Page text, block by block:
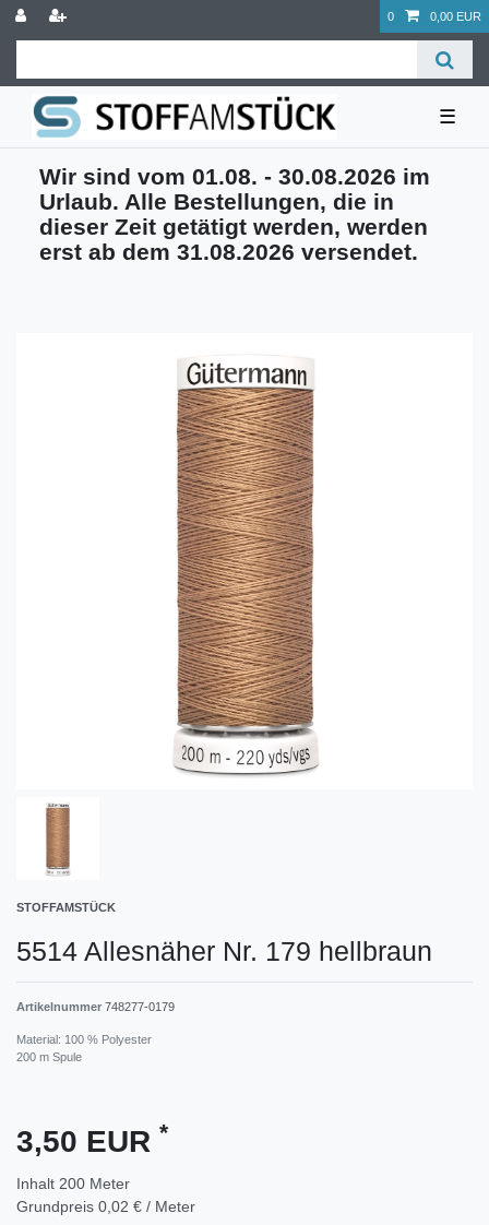
0 0,00 EUR
☰
Wir sind vom 01.08. - 30.08.2026 im
Urlaub. Alle Bestellungen, die in
dieser Zeit getätigt werden, werden
erst ab dem 31.08.2026 versendet.
STOFFAMSTÜCK
5514 Allesnäher Nr. 179 hellbraun
Artikelnummer 748277-0179
Material: 100 % Polyester
200 m Spule
3,50 EUR *
Inhalt 200 Meter
Grundpreis 0,02 € / Meter